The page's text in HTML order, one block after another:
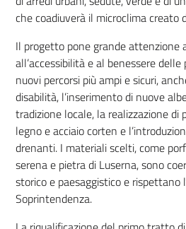
che coadiuverà il microclima creato
Il progetto pone grande attenzione
all’accessibilità e al benessere
nuovi percorsi più ampi e sicuri,
disabilità, l’inserimento di nuove
tradizione locale, la realizzazione di
legno e acciaio corten e
drenanti. I materiali scelti, come
serena e pietra di Luserna, sono
storico e paesaggistico e rispettano
Soprintendenza.